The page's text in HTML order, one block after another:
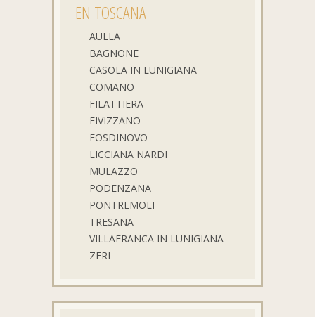
EN TOSCANA
AULLA
BAGNONE
CASOLA IN LUNIGIANA
COMANO
FILATTIERA
FIVIZZANO
FOSDINOVO
LICCIANA NARDI
MULAZZO
PODENZANA
PONTREMOLI
TRESANA
VILLAFRANCA IN LUNIGIANA
ZERI